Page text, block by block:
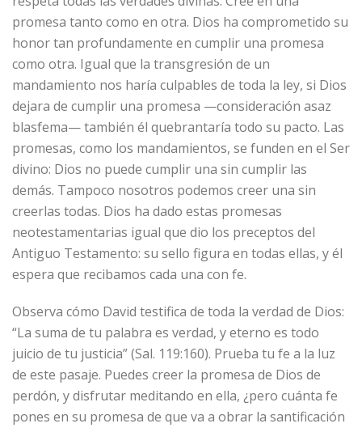
promesa tanto como en otra. Dios ha comprometido su
honor tan profundamente en cumplir una promesa
como otra. Igual que la transgresión de un
mandamiento nos haría culpables de toda la ley, si Dios
dejara de cumplir una promesa —consideración asaz
blasfema— también él quebrantaría todo su pacto. Las
promesas, como los mandamientos, se funden en el Ser
divino: Dios no puede cumplir una sin cumplir las
demás. Tampoco nosotros podemos creer una sin
creerlas todas. Dios ha dado estas promesas
neotestamentarias igual que dio los preceptos del
Antiguo Testamento: su sello figura en todas ellas, y él
espera que recibamos cada una con fe.
Observa cómo David testifica de toda la verdad de Dios:
“La suma de tu palabra es verdad, y eterno es todo
juicio de tu justicia” (Sal. 119:160). Prueba tu fe a la luz
de este pasaje. Puedes creer la promesa de Dios de
perdón, y disfrutar meditando en ella, ¿pero cuánta fe
pones en su promesa de que va a obrar la santificación